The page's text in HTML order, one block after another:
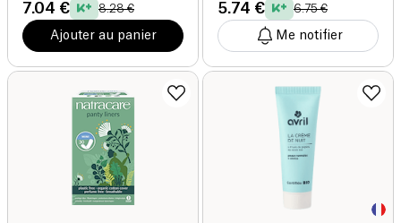
7.04 € 8.28 €
Ajouter au panier
5.74 € 6.75 €
Me notifier